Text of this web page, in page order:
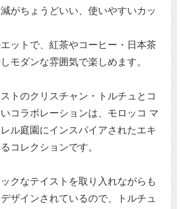
がちょうどいい、使いやすいカッ
ットで、紅茶やコーヒー・日本茶
モダンな雰囲気で楽しめます。
トのクリスチャン・トルチュとコ
コラボレーションは、モロッコ マ
ル庭園にインスパイアされたエキ
コレクションです。
クなテイストを取り入れながらも
ザインされているので、トルチュ